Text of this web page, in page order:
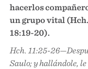
hacerlos
un grupo vital
18:19-20).
Hch. 11:25-
Saulo; y hallándole,